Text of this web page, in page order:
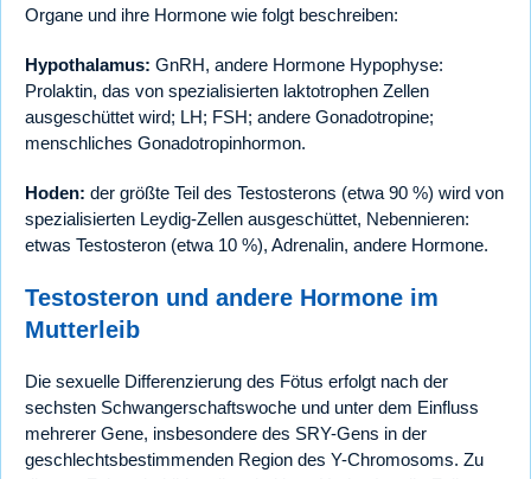
Organe und ihre Hormone wie folgt beschreiben:
Hypothalamus: GnRH, andere Hormone Hypophyse:
Prolaktin, das von spezialisierten laktotrophen Zellen
ausgeschüttet wird; LH; FSH; andere Gonadotropine;
menschliches Gonadotropinhormon.
Hoden: der größte Teil des Testosterons (etwa 90 %) wird von
spezialisierten Leydig-Zellen ausgeschüttet, Nebennieren:
etwas Testosteron (etwa 10 %), Adrenalin, andere Hormone.
Testosteron und andere Hormone im
Mutterleib
Die sexuelle Differenzierung des Fötus erfolgt nach der
sechsten Schwangerschaftswoche und unter dem Einfluss
mehrerer Gene, insbesondere des SRY-Gens in der
geschlechtsbestimmenden Region des Y-Chromosoms. Zu